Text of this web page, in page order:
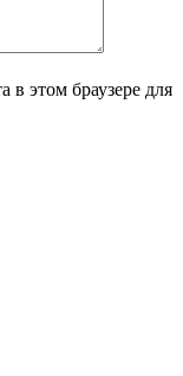
в этом браузере для